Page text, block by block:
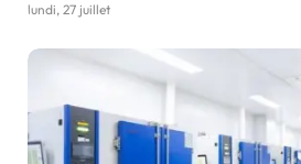
lundi, 27 juillet